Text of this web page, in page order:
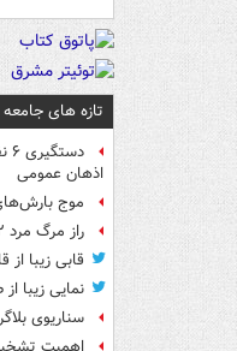
تازه های جامعه
اذهان عمومی
موج بارش‌های
راز مرگ مرد ۷۲ ساله در تهرانپارس فاش شد
قابی زیبا
نمایی زیبا
سناریوی